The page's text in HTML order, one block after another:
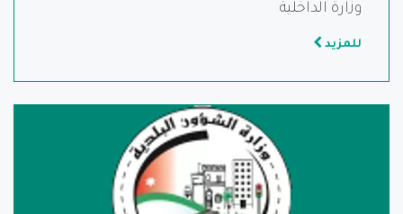
وزارة الداخلية
للمزيد